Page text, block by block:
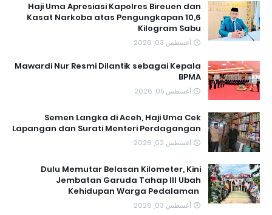
Haji Uma Apresiasi Kapolres Bireuen dan
Kasat Narkoba atas Pengungkapan 10,6
Kilogram Sabu
أغسطس 03, 2026
Mawardi Nur Resmi Dilantik sebagai Kepala
BPMA
أغسطس 05, 2026
Semen Langka di Aceh, Haji Uma Cek
Lapangan dan Surati Menteri Perdagangan
أغسطس 02, 2026
Dulu Memutar Belasan Kilometer, Kini
Jembatan Garuda Tahap III Ubah
Kehidupan Warga Pedalaman ‎
أغسطس 03, 2026